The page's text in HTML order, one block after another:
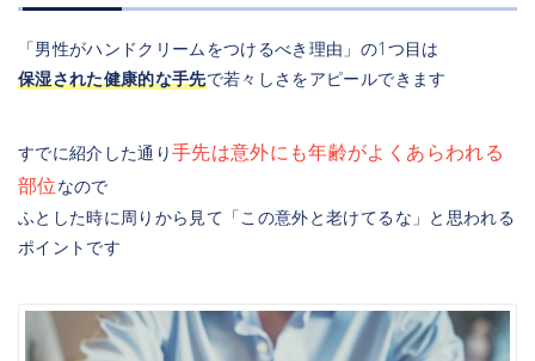
「男性がハンドクリームをつけるべき理由」の1つ目は
保湿された健康的な手先で若々しさをアピールできます
すでに紹介した通り手先は意外にも年齢がよくあらわれる
部位なので
ふとした時に周りから見て「この意外と老けてるな」と思われる
ポイントです